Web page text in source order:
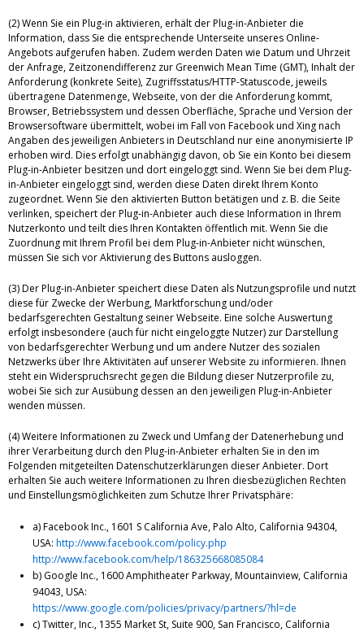
(2) Wenn Sie ein Plug-in aktivieren, erhält der Plug-in-Anbieter die
Information, dass Sie die entsprechende Unterseite unseres Online-
Angebots aufgerufen haben. Zudem werden Daten wie Datum und Uhrzeit
der Anfrage, Zeitzonendifferenz zur Greenwich Mean Time (GMT), Inhalt der
Anforderung (konkrete Seite), Zugriffsstatus/HTTP-Statuscode, jeweils
übertragene Datenmenge, Webseite, von der die Anforderung kommt,
Browser, Betriebssystem und dessen Oberfläche, Sprache und Version der
Browsersoftware übermittelt, wobei im Fall von Facebook und Xing nach
Angaben des jeweiligen Anbieters in Deutschland nur eine anonymisierte IP
erhoben wird. Dies erfolgt unabhängig davon, ob Sie ein Konto bei diesem
Plug-in-Anbieter besitzen und dort eingeloggt sind. Wenn Sie bei dem Plug-
in-Anbieter eingeloggt sind, werden diese Daten direkt Ihrem Konto
zugeordnet. Wenn Sie den aktivierten Button betätigen und z. B. die Seite
verlinken, speichert der Plug-in-Anbieter auch diese Information in Ihrem
Nutzerkonto und teilt dies Ihren Kontakten öffentlich mit. Wenn Sie die
Zuordnung mit Ihrem Profil bei dem Plug-in-Anbieter nicht wünschen,
müssen Sie sich vor Aktivierung des Buttons ausloggen.
(3) Der Plug-in-Anbieter speichert diese Daten als Nutzungsprofile und nutzt
diese für Zwecke der Werbung, Marktforschung und/oder
bedarfsgerechten Gestaltung seiner Webseite. Eine solche Auswertung
erfolgt insbesondere (auch für nicht eingeloggte Nutzer) zur Darstellung
von bedarfsgerechter Werbung und um andere Nutzer des sozialen
Netzwerks über Ihre Aktivitäten auf unserer Website zu informieren. Ihnen
steht ein Widerspruchsrecht gegen die Bildung dieser Nutzerprofile zu,
wobei Sie sich zur Ausübung dessen an den jeweiligen Plug-in-Anbieter
wenden müssen.
(4) Weitere Informationen zu Zweck und Umfang der Datenerhebung und
ihrer Verarbeitung durch den Plug-in-Anbieter erhalten Sie in den im
Folgenden mitgeteilten Datenschutzerklärungen dieser Anbieter. Dort
erhalten Sie auch weitere Informationen zu Ihren diesbezüglichen Rechten
und Einstellungsmöglichkeiten zum Schutze Ihrer Privatsphäre:
a) Facebook Inc., 1601 S California Ave, Palo Alto, California 94304,
USA: http://www.facebook.com/policy.php
http://www.facebook.com/help/186325668085084
b) Google Inc., 1600 Amphitheater Parkway, Mountainview, California
94043, USA:
https://www.google.com/policies/privacy/partners/?hl=de
c) Twitter, Inc., 1355 Market St, Suite 900, San Francisco, California